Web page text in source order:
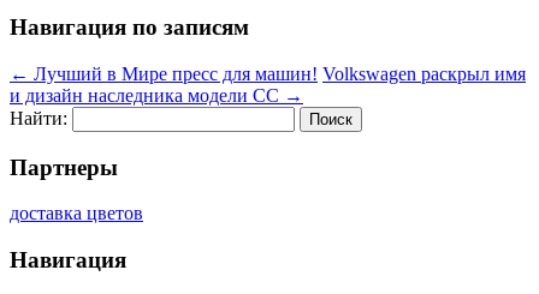
Навигация по записям
← Лучший в Мире пресс для машин! Volkswagen раскрыл имя
и дизайн наследника модели CC →
Найти:
Партнеры
доставка цветов
Навигация